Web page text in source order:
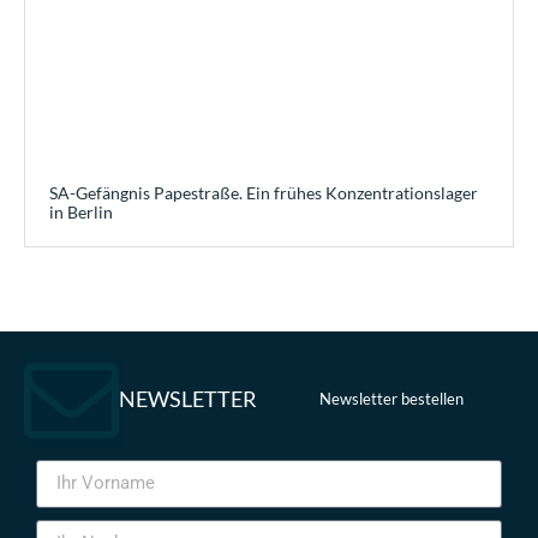
SA-Gefängnis Papestraße. Ein frühes Konzentrationslager
in Berlin
NEWSLETTER Newsletter bestellen